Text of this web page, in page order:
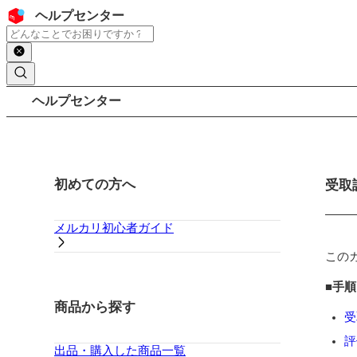
コンテンツにスキップ
ヘッダー
ヘルプセンター
検索
パンくずリスト
ヘルプセンター
サイドバー
初めての方へ
メルカリ初心者ガイド
商品から探す
出品・購入した商品一覧
メイ
受取
この
■手順